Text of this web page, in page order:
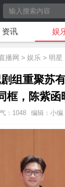
资讯 娱
播网 > 娱乐 > 明星
组重聚苏
框，陈紫函
： 1048 编辑：小编